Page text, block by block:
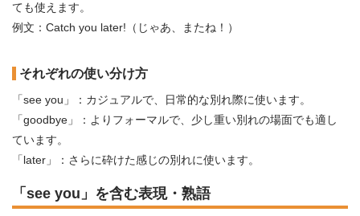
ても使えます。
例文：Catch you later!（じゃあ、またね！）
それぞれの使い分け方
「see you」：カジュアルで、日常的な別れ際に使います。
「goodbye」：よりフォーマルで、少し重い別れの場面でも適し
ています。
「later」：さらに砕けた感じの別れに使います。
「see you」を含む表現・熟語